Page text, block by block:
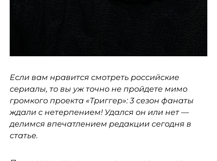
Если вам нравится смотреть российские
сериалы, то вы уж точно не пройдете мимо
громкого проекта «Триггер»: 3 сезон фанаты
ждали с нетерпением! Удался он или нет —
делимся впечатлением редакции сегодня в
статье.